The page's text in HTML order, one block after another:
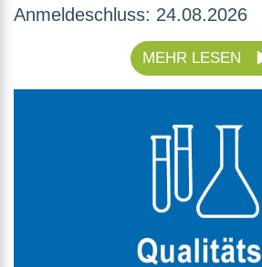
Anmeldeschluss: 24.08.2026
MEHR LESEN